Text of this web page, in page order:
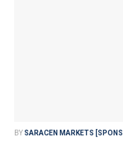
BY SARACEN MARKETS